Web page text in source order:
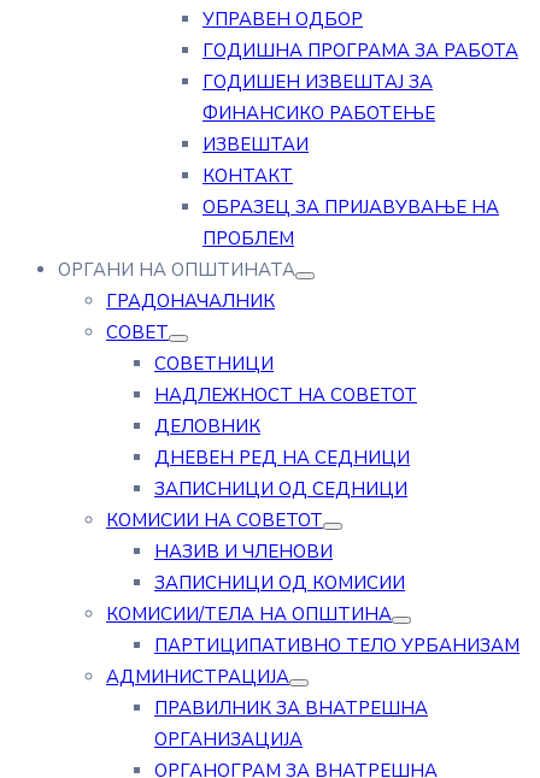
УПРАВЕН ОДБОР
ГОДИШНА ПРОГРАМА ЗА РАБОТА
ГОДИШЕН ИЗВЕШТАЈ ЗА
ФИНАНСИКО РАБОТЕЊЕ
ИЗВЕШТАИ
КОНТАКТ
ОБРАЗЕЦ ЗА ПРИЈАВУВАЊЕ НА
ПРОБЛЕМ
ОРГАНИ НА ОПШТИНАТА
ГРАДОНАЧАЛНИК
СОВЕТ
СОВЕТНИЦИ
НАДЛЕЖНОСТ НА СОВЕТОТ
ДЕЛОВНИК
ДНЕВЕН РЕД НА СЕДНИЦИ
ЗАПИСНИЦИ ОД СЕДНИЦИ
КОМИСИИ НА СОВЕТОТ
НАЗИВ И ЧЛЕНОВИ
ЗАПИСНИЦИ ОД КОМИСИИ
КОМИСИИ/ТЕЛА НА ОПШТИНА
ПАРТИЦИПАТИВНО ТЕЛО УРБАНИЗАМ
АДМИНИСТРАЦИЈА
ПРАВИЛНИК ЗА ВНАТРЕШНА
ОРГАНИЗАЦИЈА
ОРГАНОГРАМ ЗА ВНАТРЕШНА